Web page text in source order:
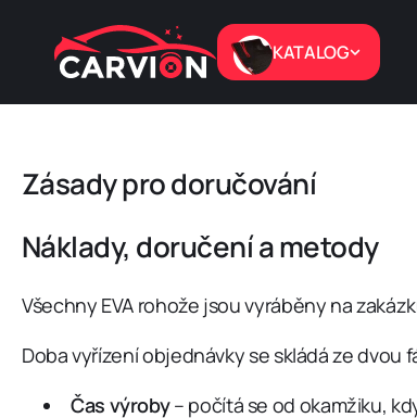
KATALOG
Zásady pro doručování
Náklady, doručení a metody
Všechny EVA rohože jsou vyráběny na
Doba vyřízení objednávky se skládá ze dvou
Čas výroby– počítá se od okamžiku,